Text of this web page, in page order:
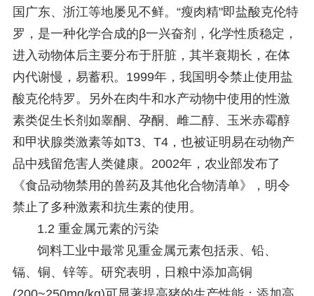
国广东、浙江等地屡见不鲜。“瘦肉精"即盐酸克伦特
罗，是一种化学合成的β一兴奋剂，化学性质稳定，
进入动物体后主要分布于肝脏，其半衰期长，在体
内代谢慢，易蓄积。1999年，我国明令禁止使用盐
酸克伦特罗。另外在肉牛和水产动物中使用的性激
素类促生长剂如睾酮、孕酮、雌二醇、玉米赤霉醇
和甲状腺类激素等如T3、T4，也被证明易在动物产
品中残留危害人类健康。2002年，农业部发布了
《食品动物禁用的兽药及其他化合物清单》，明令
禁止了多种激素和抗生素的使用。
1.2 重金属元素的污染
饲料工业中最常见重金属元素包括汞、铅、
镉、铜、锌等。研究表明，日粮中添加高铜